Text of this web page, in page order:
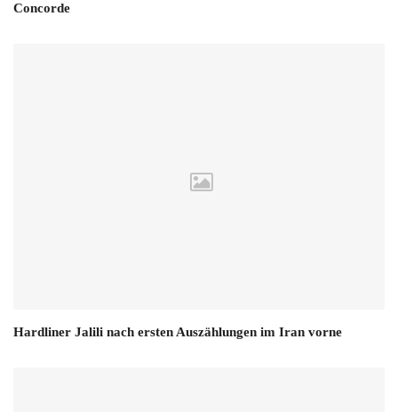
Concorde
Hardliner Jalili nach ersten Auszählungen im Iran vorne